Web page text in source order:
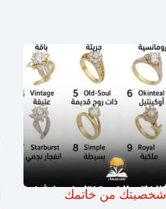
شخصيتك من خاتمك